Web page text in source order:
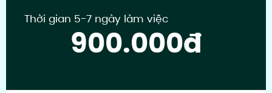
Thời gian 5-7 ngày làm việc
900.000đ